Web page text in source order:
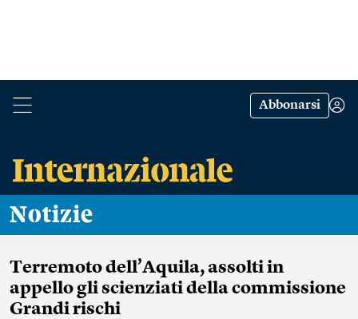
Abbonarsi
Notizie
Terremoto dell’Aquila, assolti in
appello gli scienziati della commissione
Grandi rischi